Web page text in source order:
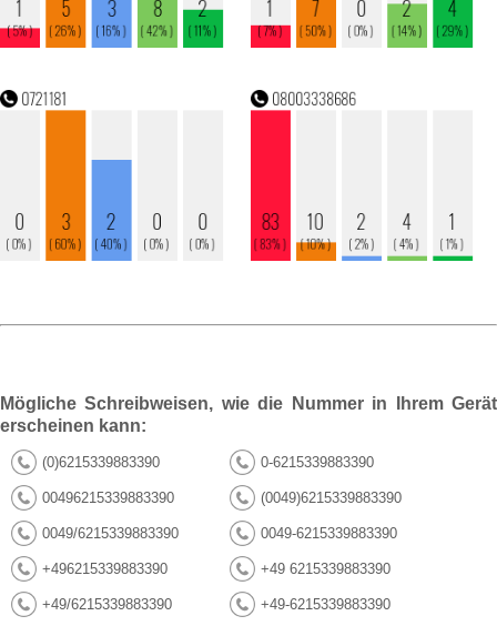
Mögliche Schreibweisen, wie die Nummer in Ihrem Gerät
erscheinen kann:
(0)6215339883390 0-6215339883390
00496215339883390 (0049)6215339883390
0049/6215339883390 0049-6215339883390
+496215339883390 +49 6215339883390
+49/6215339883390 +49-6215339883390